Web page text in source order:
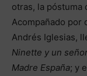
otras, la póstuma
Acompañado por
Andrés Iglesias,
Ninette y un
Madre España; y